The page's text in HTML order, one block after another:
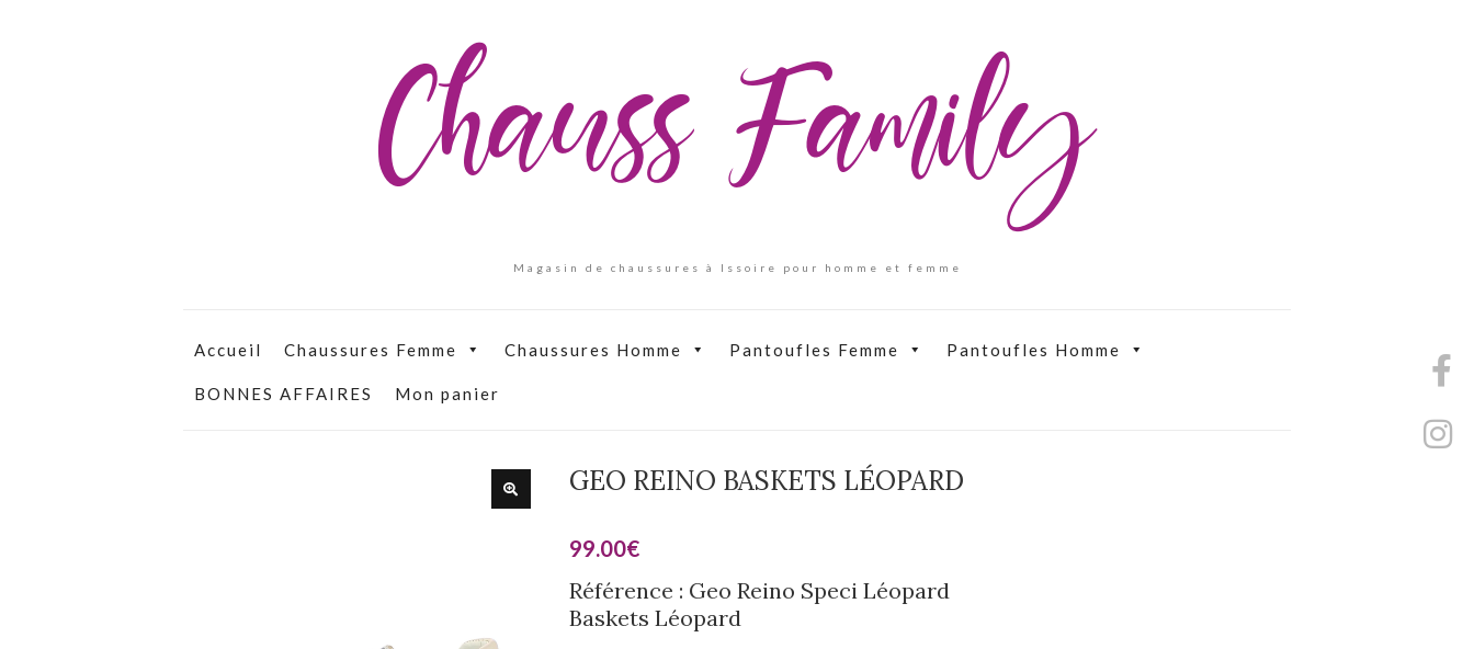
Chauss Family
Magasin de chaussures à Issoire pour homme et femme
Accueil Chaussures Femme Chaussures Homme Pantoufles Femme Pantoufles Homme
BONNES AFFAIRES Mon panier
GEO REINO BASKETS LÉOPARD
99.00€
Référence : Geo Reino Speci Léopard
Baskets Léopard